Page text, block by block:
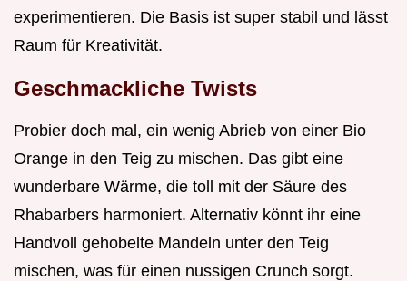
experimentieren. Die Basis ist super stabil und lässt
Raum für Kreativität.
Geschmackliche Twists
Probier doch mal, ein wenig Abrieb von einer Bio
Orange in den Teig zu mischen. Das gibt eine
wunderbare Wärme, die toll mit der Säure des
Rhabarbers harmoniert. Alternativ könnt ihr eine
Handvoll gehobelte Mandeln unter den Teig
mischen, was für einen nussigen Crunch sorgt.